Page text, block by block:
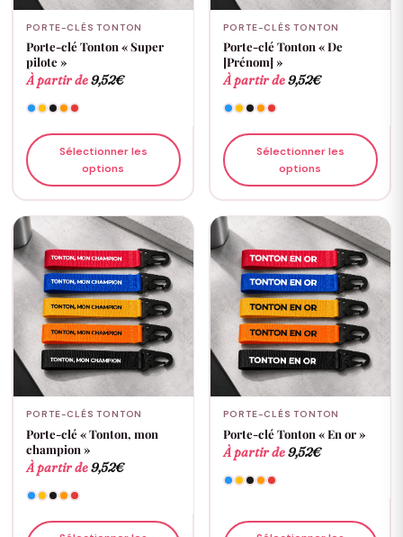
PORTE-CLÉS TONTON
Porte-clé Tonton « Super
pilote »
À partir de9,52€
Sélectionner les
options
PORTE-CLÉS TONTON
Porte-clé Tonton « De
[Prénom] »
À partir de9,52€
Sélectionner les
options
PORTE-CLÉS TONTON
Porte-clé « Tonton, mon
champion »
À partir de9,52€
PORTE-CLÉS TONTON
Porte-clé Tonton « En or »
À partir de9,52€